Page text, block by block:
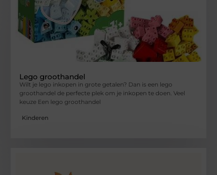
Lego groothandel
Wilt je lego inkopen in grote getalen? Dan is een lego
groothandel de perfecte plek om je inkopen te doen. Veel
keuze Een lego groothandel
Kinderen